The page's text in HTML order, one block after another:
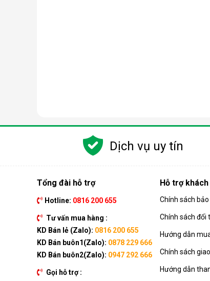
Ưu điểm vượt trội của điều
Dịch vụ uy tín
Tổng đài hỗ trợ
Hotline: 0816 200 655
Tư vấn mua hàng :
KD Bán lẻ (Zalo): 0816 200 655
KD Bán buôn1(Zalo): 0878 229 666
KD Bán buôn2(Zalo): 0947 292 666
Gọi hỗ trợ :
Hỗ trợ
Chính sách
Chính sách đổi
Hướng dẫn
Chính sách
Hướng dẫn